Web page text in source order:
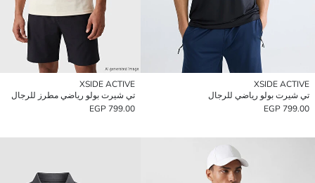
XSIDE ACTIVE
تي شيرت بولو رياضي للرجال
799.00 EGP
XSIDE ACTIVE
تي شيرت بولو رياضي مطرز للرجال
799.00 EGP